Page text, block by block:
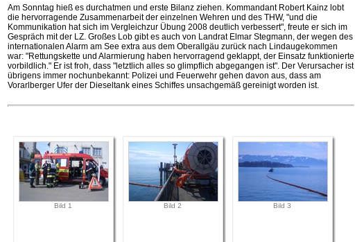
Am Sonntag hieß es durchatmen und erste Bilanz ziehen. Kommandant Robert Kainz lobt
die hervorragende Zusammenarbeit der einzelnen Wehren und des THW, "und die
Kommunikation hat sich im Vergleichzur Übung 2008 deutlich verbessert", freute er sich im
Gespräch mit der LZ. Großes Lob gibt es auch von Landrat Elmar Stegmann, der wegen des
internationalen Alarm am See extra aus dem Oberallgäu zurück nach Lindaugekommen
war: "Rettungskette und Alarmierung haben hervorragend geklappt, der Einsatz funktionierte
vorbildlich." Er ist froh, dass "letztlich alles so glimpflich abgegangen ist". Der Verursacher ist
übrigens immer nochunbekannt: Polizei und Feuerwehr gehen davon aus, dass am
Vorarlberger Ufer der Dieseltank eines Schiffes unsachgemäß gereinigt worden ist.
Bild 1 Bild 2 Bild 3